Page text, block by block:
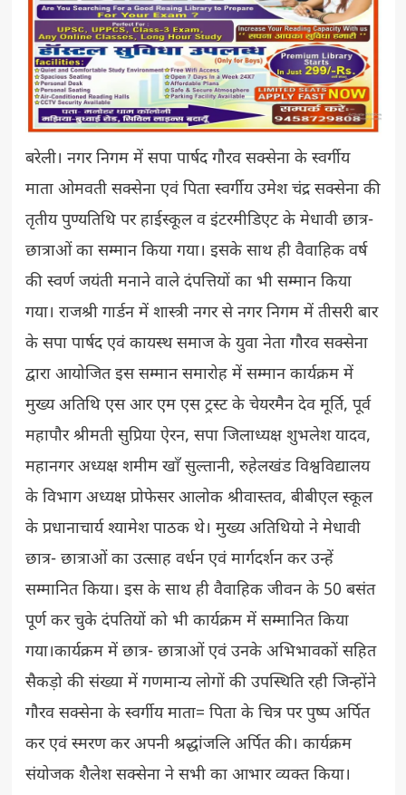
बरेली। नगर निगम में सपा पार्षद गौरव सक्सेना के स्वर्गीय
माता ओमवती सक्सेना एवं पिता स्वर्गीय उमेश चंद्र सक्सेना की
तृतीय पुण्यतिथि पर हाईस्कूल व इंटरमीडिएट के मेधावी छात्र-
छात्राओं का सम्मान किया गया। इसके साथ ही वैवाहिक वर्ष
की स्वर्ण जयंती मनाने वाले दंपत्तियों का भी सम्मान किया
गया। राजश्री गार्डन में शास्त्री नगर से नगर निगम में तीसरी बार
के सपा पार्षद एवं कायस्थ समाज के युवा नेता गौरव सक्सेना
द्वारा आयोजित इस सम्मान समारोह में सम्मान कार्यक्रम में
मुख्य अतिथि एस आर एम एस ट्रस्ट के चेयरमैन देव मूर्ति, पूर्व
महापौर श्रीमती सुप्रिया ऐरन, सपा जिलाध्यक्ष शुभलेश यादव,
महानगर अध्यक्ष शमीम खाँ सुल्तानी, रुहेलखंड विश्वविद्यालय
के विभाग अध्यक्ष प्रोफेसर आलोक श्रीवास्तव, बीबीएल स्कूल
के प्रधानाचार्य श्यामेश पाठक थे। मुख्य अतिथियो ने मेधावी
छात्र- छात्राओं का उत्साह वर्धन एवं मार्गदर्शन कर उन्हें
सम्मानित किया। इस के साथ ही वैवाहिक जीवन के 50 बसंत
पूर्ण कर चुके दंपतियों को भी कार्यक्रम में सम्मानित किया
गया।कार्यक्रम में छात्र- छात्राओं एवं उनके अभिभावकों सहित
सैकड़ो की संख्या में गणमान्य लोगों की उपस्थिति रही जिन्होंने
गौरव सक्सेना के स्वर्गीय माता= पिता के चित्र पर पुष्प अर्पित
कर एवं स्मरण कर अपनी श्रद्धांजलि अर्पित की। कार्यक्रम
संयोजक शैलेश सक्सेना ने सभी का आभार व्यक्त किया।